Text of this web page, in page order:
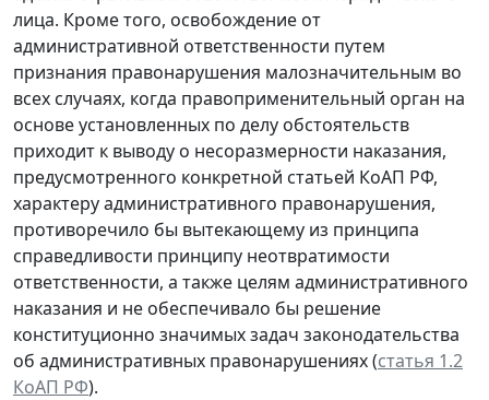
лица. Кроме того, освобождение от
административной ответственности путем
признания правонарушения малозначительным во
всех случаях, когда правоприменительный орган на
основе установленных по делу обстоятельств
приходит к выводу о несоразмерности наказания,
предусмотренного конкретной статьей КоАП РФ,
характеру административного правонарушения,
противоречило бы вытекающему из принципа
справедливости принципу неотвратимости
ответственности, а также целям административного
наказания и не обеспечивало бы решение
конституционно значимых задач законодательства
об административных правонарушениях (статья 1.2
КоАП РФ).